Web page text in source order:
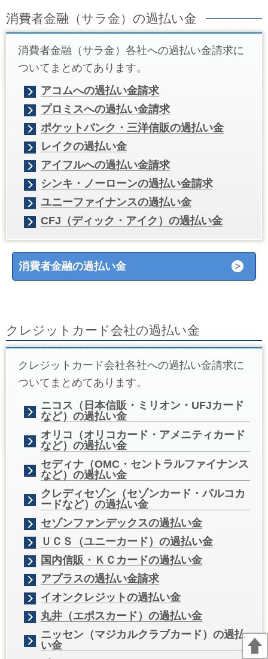
消費者金融（サラ金）の過払い金
消費者金融（サラ金）各社への過払い金請求に
ついてまとめてあります。
アコムへの過払い金請求
プロミスへの過払い金請求
ポケットバンク・三洋信販の過払い金
レイクの過払い金
アイフルへの過払い金請求
シンキ・ノーローンの過払い金請求
ユニーファイナンスの過払い金
CFJ（ディック・アイク）の過払い金
消費者金融の過払い金
クレジットカード会社の過払い金
クレジットカード会社各社への過払い金請求に
ついてまとめてあります。
ニコス（日本信販・ミリオン・UFJカード
など）の過払い金
オリコ（オリコカード・アメニティカード
など）の過払い金
セディナ（OMC・セントラルファイナンス
など）の過払い金
クレディセゾン（セゾンカード・パルコカ
ードなど）の過払い金
セゾンファンデックスの過払い金
ＵＣＳ（ユニーカード）の過払い金
国内信販・ＫＣカードの過払い金
アプラスの過払い金請求
イオンクレジットの過払い金
丸井（エポスカード）の過払い金
ニッセン（マジカルクラブカード）の過払
い金